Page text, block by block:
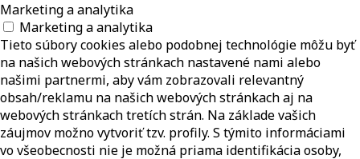
Marketing a analytika
Marketing a analytika
Tieto súbory cookies alebo podobnej technológie môžu byť
na našich webových stránkach nastavené nami alebo
našimi partnermi, aby vám zobrazovali relevantný
obsah/reklamu na našich webových stránkach aj na
webových stránkach tretích strán. Na základe vašich
záujmov možno vytvoriť tzv. profily. S týmito informáciami
vo všeobecnosti nie je možná priama identifikácia osoby,